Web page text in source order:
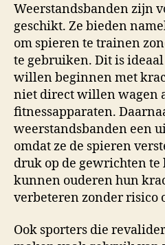
Weerstandsbanden zijn
geschikt. Ze bieden
om spieren te trainen
te gebruiken. Dit is
willen beginnen met
niet direct willen wagen
fitnessapparaten.
weerstandsbanden een
omdat ze de spieren
druk op de gewrichten
kunnen ouderen hun
verbeteren zonder risico
Ook sporters die